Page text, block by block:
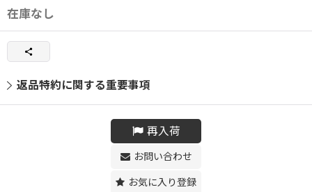
在庫なし
返品特約に関する重要事項
再入荷
お問い合わせ
お気に入り登録